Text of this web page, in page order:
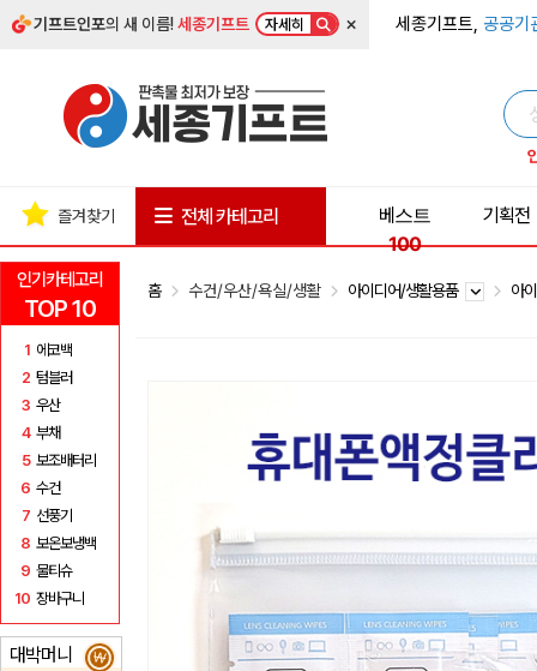
기프트인포의 새 이름!세종기프트 자세히 × 세종기프트, 공공기
인기카테고리
TOP 10
1 에코백
2 텀블러
3 우산
4 부채
5 보조배터리
6 수건
7 선풍기
8 보온보냉백
9 물티슈
10 장바구니
대박머니 ₩
즐겨찾기 전체 카테고리
베스트
100
기획전
홈 수건/우산/욕실/생활 아이디어/생활용품 아